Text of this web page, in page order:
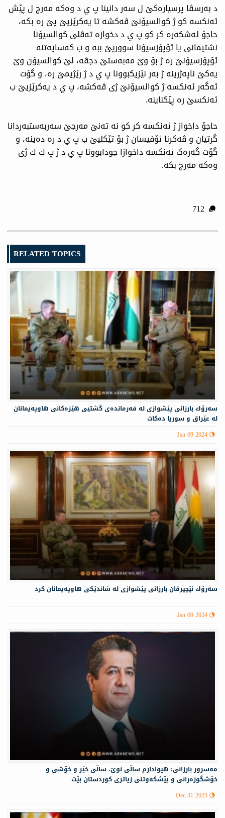
د بەرسڤا پرسیارەکێ ل سەر دانینا پ ي د وەکە مەرج ل پێش
ئەنکسه‌ کو ژ کوالسیۆنێ ڤەکشە تا یەکرێزیێ پێ رە بکە،
حاجۆ ئەشکەرە کر کو پ ي د دخوازە تەڤلی کوالسیۆنا
نشتیمانی یا ئۆپۆزسیۆنا سووریێ ببە و ب کەسایەتنە
ئۆپۆزسیۆنێ رە ژ بۆ وێ مەبەستێ دجڤە، لێ کوالسیۆن وێ
یەکێ ناپەژرینە ژ بەر نێزیکبوونا پ ي د ژ رێژیمێ رە، و گۆت
ئەگەر ئەنکسه‌ ژ کوالسیۆنێ ژی ڤەکشە، پ ي د یەکرێزیێ ب
ئەنکسێ رە پێکناینە.
حاجۆ داخواز ژ ئەنکسه‌ کر کو نە تەنێ مەرجێ سەربەستبەردانا
گرتیان و ڤەکرنا ئۆفیسان ژ بۆ تێکلیێ ب پ ي د رە دەینە، و
گۆت گەرەک ئەنکسه‌ داخوازا جودابوونا پ ي د ژ پ ك ك ژی
وەکە مەرج بکە.
RELATED TOPICS
سه‌رۆك بارزانى پێشوازى لە فه‌رمانده‌ی گشتیی هێزه‌كانی هاوپه‌یمانان
لە عێراق و سوریا دەکات
Jan 09 2024
سه‌رۆك نێچيرڤان بارزانى پێشوازى له‌ شاندێكی هاوپه‌یمانان كرد
Jan 09 2024
مه‌سرور بارزانی: هیوادارم ساڵی نوێ، ساڵی خێر و خۆشی و
خۆشگوزەرانی و پێشکەوتنی زیاتری کوردستان بێت
Dec 31 2023